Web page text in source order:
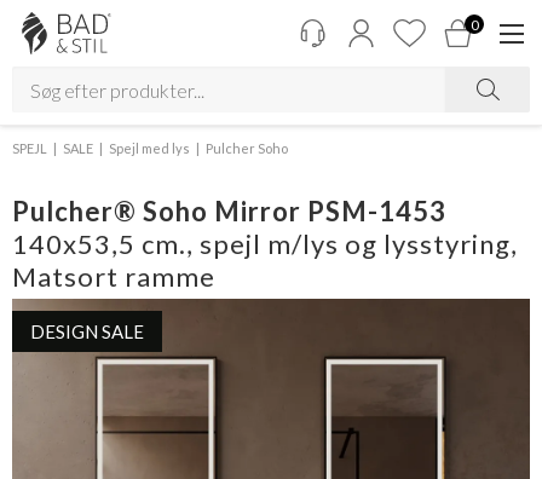
0
SPEJL SALE Spejl med lys Pulcher Soho
Pulcher® Soho Mirror PSM-1453
140x53,5 cm., spejl m/lys og lysstyring,
Matsort ramme
DESIGN SALE